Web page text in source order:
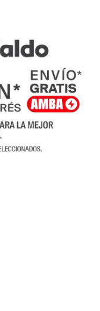
Ítalo Perrupato